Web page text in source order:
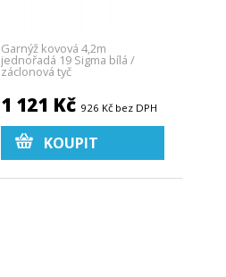
Garnýž kovová 4,2m
jednořadá 19 Sigma bílá /
záclonová tyč
1 121 Kč 926 Kč bez DPH
KOUPIT